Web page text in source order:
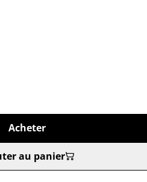
Acheter
au panier